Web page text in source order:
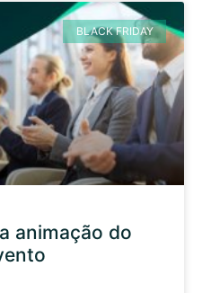
BLACK FRIDAY
animação do